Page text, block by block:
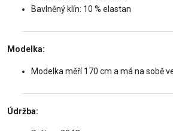
Bavlněný klín: 10 % elastan
Modelka:
Modelka měří 170 cm a má na sobě
Údržba: